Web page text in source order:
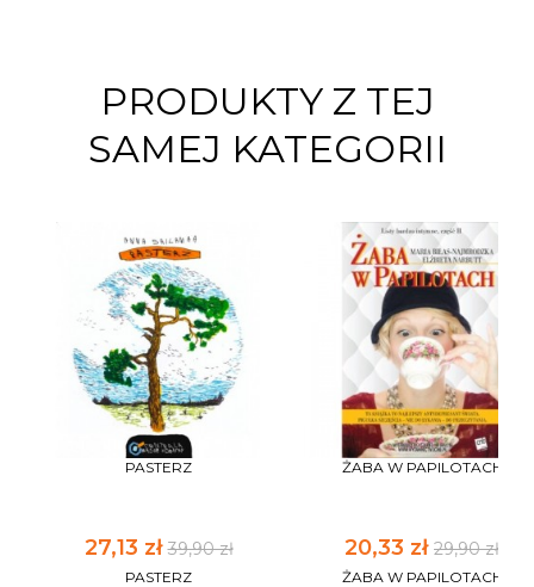
PRODUKTY Z TEJ
SAMEJ KATEGORII
PASTERZ
27,13 zł39,90 zł
PASTERZ
ŻABA W PAPILOTACH
20,33 zł 29,90 zł
ŻABA W PAPILOTACH